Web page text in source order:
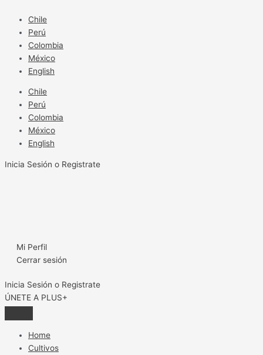
contenido
Chile
Perú
Colombia
México
English
Chile
Perú
Colombia
México
English
Inicia Sesión o Registrate
Mi Perfil
Cerrar sesión
Inicia Sesión o Registrate
ÚNETE A PLUS+
Home
Cultivos